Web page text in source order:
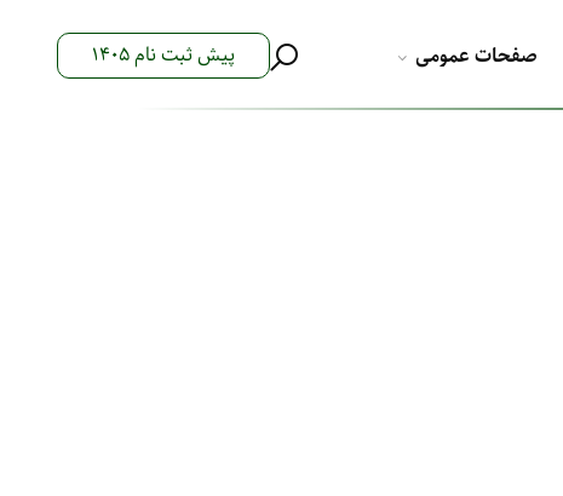
صفحات عمومی پیش ثبت نام 1405